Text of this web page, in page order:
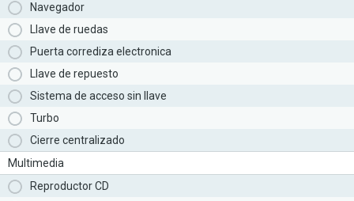
Navegador
Llave de ruedas
Puerta corrediza electronica
Llave de repuesto
Sistema de acceso sin llave
Turbo
Cierre centralizado
Multimedia
Reproductor CD